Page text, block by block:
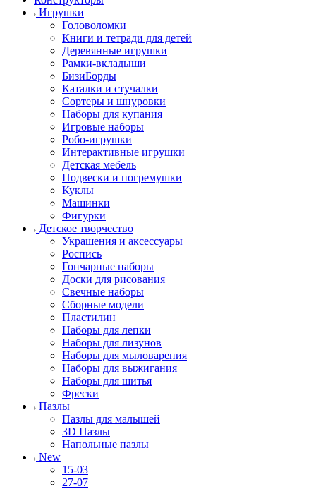
Игрушки
Головоломки
Книги и тетради для детей
Деревянные игрушки
Рамки-вкладыши
БизиБорды
Каталки и стучалки
Сортеры и шнуровки
Наборы для купания
Игровые наборы
Робо-игрушки
Интерактивные игрушки
Детская мебель
Подвески и погремушки
Куклы
Машинки
Фигурки
Детское творчество
Украшения и аксессуары
Роспись
Гончарные наборы
Доски для рисования
Свечные наборы
Сборные модели
Пластилин
Наборы для лепки
Наборы для лизунов
Наборы для мыловарения
Наборы для выжигания
Наборы для шитья
Фрески
Пазлы
Пазлы для малышей
3D Пазлы
Напольные пазлы
New
15-03
27-07